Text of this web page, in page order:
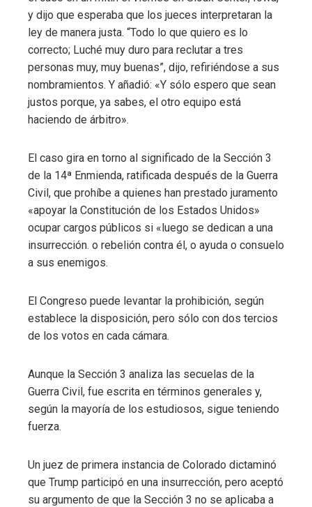
y dijo que esperaba que los jueces interpretaran la
ley de manera justa. “Todo lo que quiero es lo
correcto; Luché muy duro para reclutar a tres
personas muy, muy buenas”, dijo, refiriéndose a sus
nombramientos. Y añadió: «Y sólo espero que sean
justos porque, ya sabes, el otro equipo está
haciendo de árbitro».
El caso gira en torno al significado de la Sección 3
de la 14ª Enmienda, ratificada después de la Guerra
Civil, que prohíbe a quienes han prestado juramento
«apoyar la Constitución de los Estados Unidos»
ocupar cargos públicos si «luego se dedican a una
insurrección. o rebelión contra él, o ayuda o consuelo
a sus enemigos.
El Congreso puede levantar la prohibición, según
establece la disposición, pero sólo con dos tercios
de los votos en cada cámara.
Aunque la Sección 3 analiza las secuelas de la
Guerra Civil, fue escrita en términos generales y,
según la mayoría de los estudiosos, sigue teniendo
fuerza.
Un juez de primera instancia de Colorado dictaminó
que Trump participó en una insurrección, pero aceptó
su argumento de que la Sección 3 no se aplicaba a